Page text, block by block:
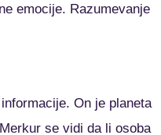
emocije. Razumevanje
On je planeta
se vidi da li osoba